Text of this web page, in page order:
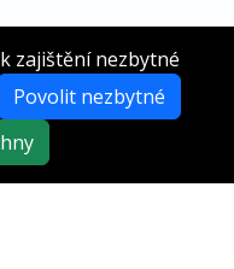
zajištění nezbytné
Povolit nezbytné